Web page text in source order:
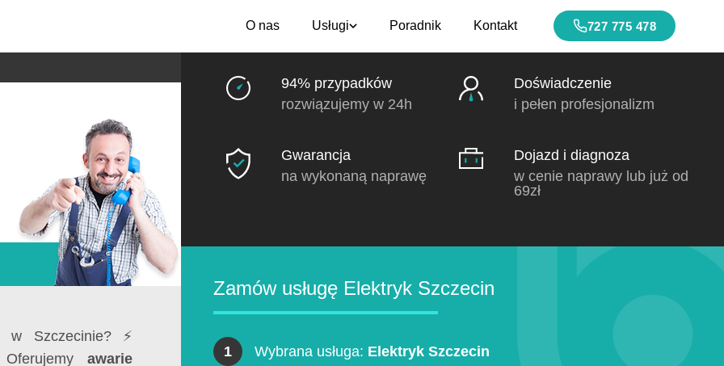
O nas Usługi Poradnik Kontakt 727 775 478
Szczecinie? ⚡
awarie
94% przypadków
rozwiązujemy w 24h
Doświadczenie
i pełen profesjonalizm
Gwarancja
na wykonaną naprawę
Dojazd i diagnoza
w cenie naprawy lub już od
69zł
Zamów usługę Elektryk Szczecin
1 Wybrana usługa: Elektryk Szczecin